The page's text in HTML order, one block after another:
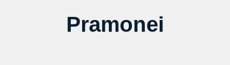
Pramonei